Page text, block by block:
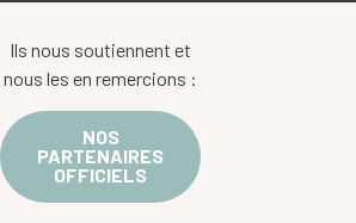
Ils nous soutiennent et
nous les en remercions :
NOS
PARTENAIRES
OFFICIELS